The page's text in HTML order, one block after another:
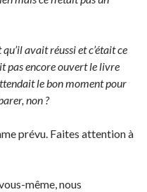
avait réussi et c’était ce
pas encore ouvert le livre
le bon moment pour
non ?
prévu. Faites attention à
même, nous